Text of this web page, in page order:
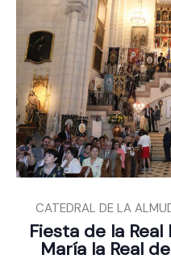
CATEDRAL DE LA
Fiesta de la
María la Real